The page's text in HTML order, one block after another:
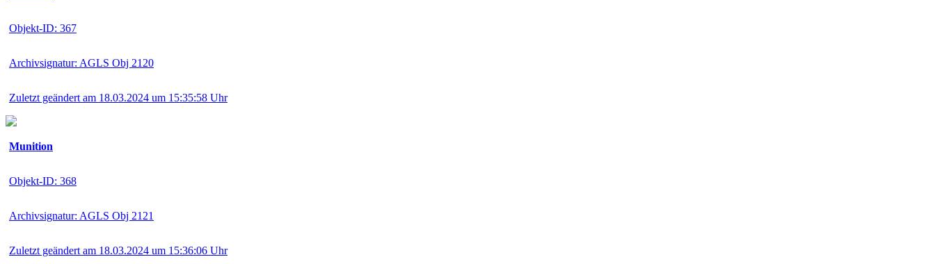
Objekt-ID: 367
Archivsignatur: AGLS Obj 2120
Zuletzt geändert am 18.03.2024 um 15:35:58 Uhr
Munition
Objekt-ID: 368
Archivsignatur: AGLS Obj 2121
Zuletzt geändert am 18.03.2024 um 15:36:06 Uhr